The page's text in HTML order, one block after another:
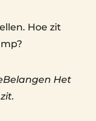
Hoe zit
Het